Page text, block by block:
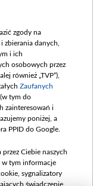
zgody na
zbierania danych,
i ich
osobowych przez
również „TVP”),
Zaufanych
tym do
zainteresowań i
poniżej, a
PPID do Google.
Ciebie naszych
w tym informacje
sygnalizatory
świadczenie